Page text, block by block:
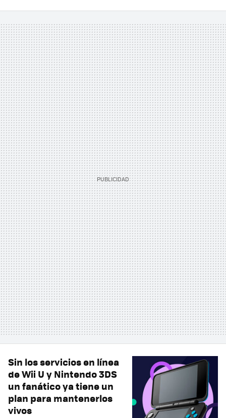
Sin los servicios en línea
de Wii U y Nintendo 3DS
un fanático ya tiene un
plan para mantenerlos
vivos